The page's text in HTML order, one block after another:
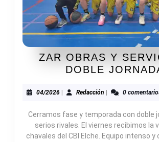
ZAR OBRAS Y
DOBLE
04/202604/2026RedacciónRedacción
0
Cerramos fase y temporada con doble
serios rivales. El viernes recibimos la
chavales del CBI Elche. Equipo intenso y